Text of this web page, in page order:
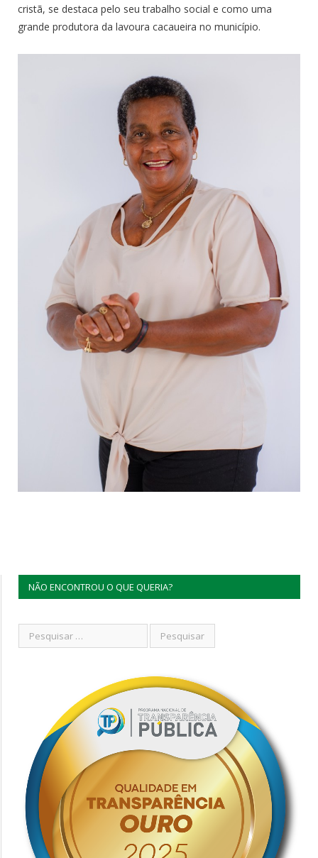
cristã, se destaca pelo seu trabalho social e como uma
grande produtora da lavoura cacaueira no município.
NÃO ENCONTROU O QUE QUERIA?